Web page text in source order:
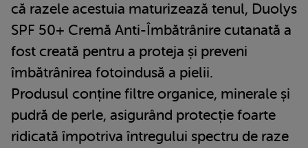
că razele acestuia maturizează tenul, Duolys
SPF 50+ Cremă Anti-Îmbătrânire cutanată a
fost creată pentru a proteja și preveni
îmbătrânirea fotoindusă a pielii.
Produsul conține filtre organice, minerale și
pudră de perle, asigurând protecție foarte
ridicată împotriva întregului spectru de raze